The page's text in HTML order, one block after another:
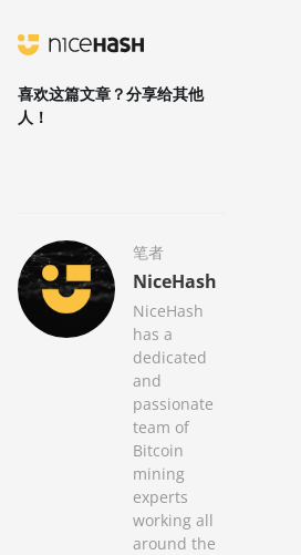
喜欢这篇文章？分享给其他
人！
笔者
NiceHash
NiceHash
has a
dedicated
and
passionate
team of
Bitcoin
mining
experts
working all
around the